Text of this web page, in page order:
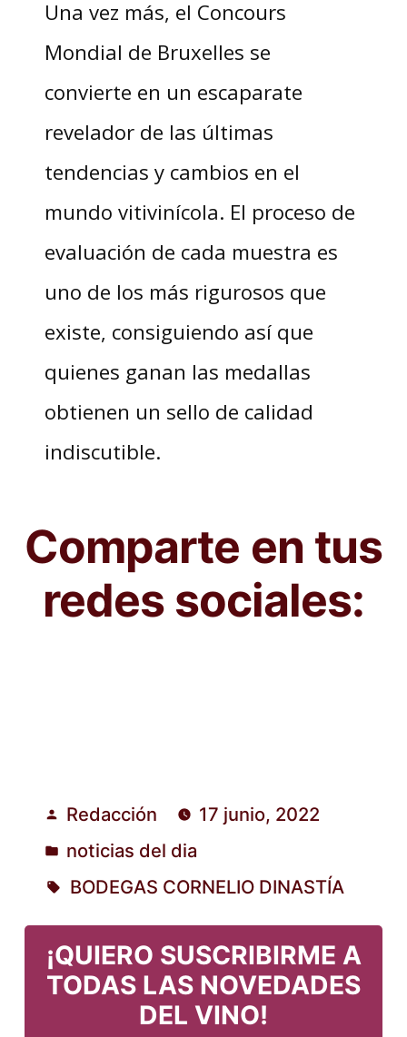
Una vez más, el Concours
Mondial de Bruxelles se
convierte en un escaparate
revelador de las últimas
tendencias y cambios en el
mundo vitivinícola. El proceso de
evaluación de cada muestra es
uno de los más rigurosos que
existe, consiguiendo así que
quienes ganan las medallas
obtienen un sello de calidad
indiscutible.
Comparte en tus
redes sociales:
Publicado
por
Redacción 17 junio, 2022
Publicado
en
noticias del dia
BODEGAS CORNELIO DINASTÍA
¡QUIERO SUSCRIBIRME A
TODAS LAS NOVEDADES
DEL VINO!